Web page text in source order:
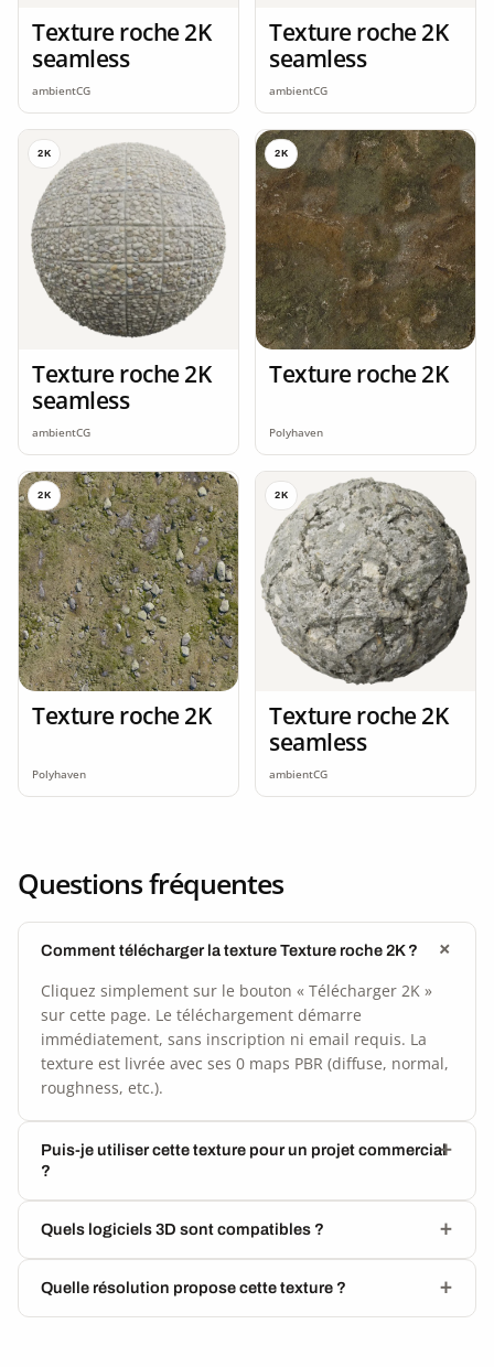
Texture roche 2K
seamless
ambientCG
Texture roche 2K
seamless
ambientCG
2K
Texture roche 2K
seamless
ambientCG
2K
Texture roche 2K
Polyhaven
2K
Texture roche 2K
Polyhaven
2K
Texture roche 2K
seamless
ambientCG
Questions fréquentes
Comment télécharger la texture Texture roche 2K ?
Cliquez simplement sur le bouton « Télécharger 2K »
sur cette page. Le téléchargement démarre
immédiatement, sans inscription ni email requis. La
texture est livrée avec ses 0 maps PBR (diffuse, normal,
roughness, etc.).
Puis-je utiliser cette texture pour un projet commercial
?
Quels logiciels 3D sont compatibles ?
Quelle résolution propose cette texture ?